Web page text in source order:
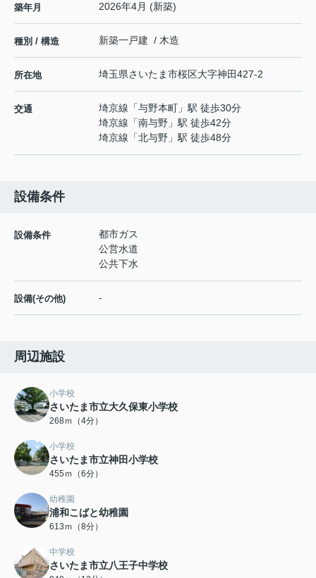
築年月 2026年4月 (新築)
種別 / 構造 新築一戸建 / 木造
所在地 埼玉県さいたま市桜区大字神田427-2
交通 埼京線 「与野本町 」駅 徒歩30分
埼京線 「南与野 」駅 徒歩42分
埼京線 「北与野 」駅 徒歩48分
設備条件
設備条件
都市ガス
公営水道
公共下水
設備(その他) -
周辺施設
小学校
さいたま市立大久保東小学校
268ｍ（4分）
小学校
さいたま市立神田小学校
455ｍ（6分）
幼稚園
浦和こばと幼稚園
613ｍ（8分）
中学校
さいたま市立八王子中学校